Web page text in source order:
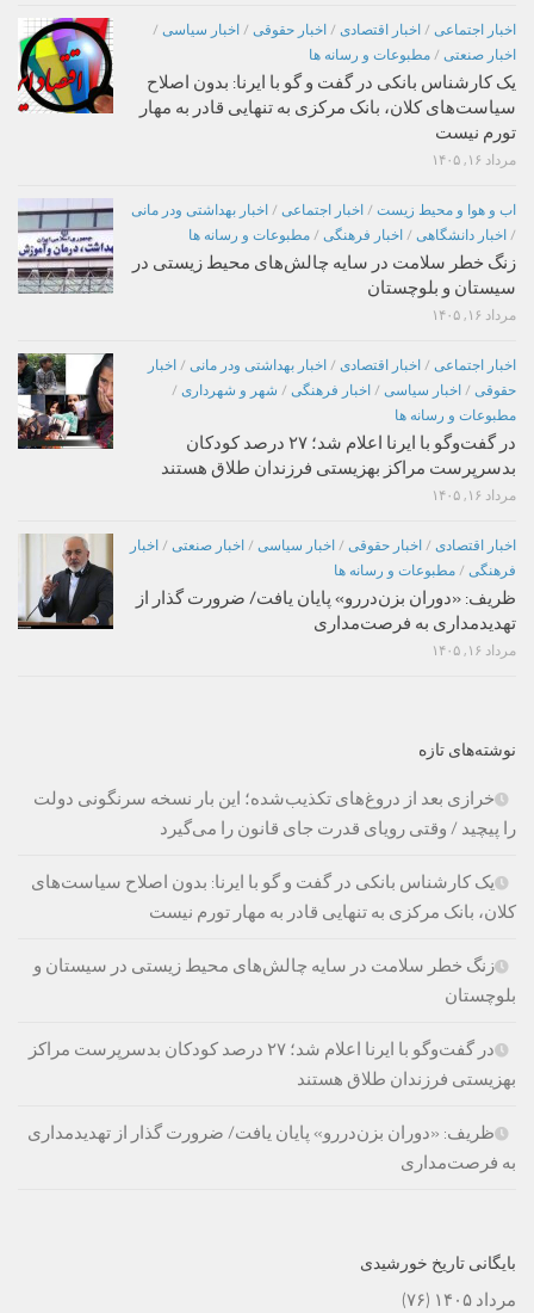
اخبار اجتماعی / اخبار اقتصادی / اخبار حقوقی / اخبار سیاسی /
اخبار صنعتی / مطبوعات و رسانه ها
یک کارشناس بانکی در گفت و گو با ایرنا: بدون اصلاح
سیاست‌های کلان، بانک مرکزی به تنهایی قادر به مهار
تورم نیست
مرداد ۱۶, ۱۴۰۵
اب و هوا و محیط زیست / اخبار اجتماعی / اخبار بهداشتی ودر مانی
/ اخبار دانشگاهی / اخبار فرهنگی / مطبوعات و رسانه ها
زنگ خطر سلامت در سایه چالش‌های محیط زیستی در
سیستان و بلوچستان
مرداد ۱۶, ۱۴۰۵
اخبار اجتماعی / اخبار اقتصادی / اخبار بهداشتی ودر مانی / اخبار
حقوقی / اخبار سیاسی / اخبار فرهنگی / شهر و شهرداری /
مطبوعات و رسانه ها
در گفت‌وگو با ایرنا اعلام شد؛ ۲۷ درصد کودکان
بدسرپرست مراکز بهزیستی فرزندان طلاق هستند
مرداد ۱۶, ۱۴۰۵
اخبار اقتصادی / اخبار حقوقی / اخبار سیاسی / اخبار صنعتی / اخبار
فرهنگی / مطبوعات و رسانه ها
ظریف: «دوران بزن‌دررو» پایان یافت/ ضرورت گذار از
تهدیدمداری به فرصت‌مداری
مرداد ۱۶, ۱۴۰۵
نوشته‌های تازه
خرازی بعد از دروغ‌های تکذیب‌شده؛ این بار نسخه سرنگونی دولت
را پیچید / وقتی رویای قدرت جای قانون را می‌گیرد
یک کارشناس بانکی در گفت و گو با ایرنا: بدون اصلاح سیاست‌های
کلان، بانک مرکزی به تنهایی قادر به مهار تورم نیست
زنگ خطر سلامت در سایه چالش‌های محیط زیستی در سیستان و
بلوچستان
در گفت‌وگو با ایرنا اعلام شد؛ ۲۷ درصد کودکان بدسرپرست مراکز
بهزیستی فرزندان طلاق هستند
ظریف: «دوران بزن‌دررو» پایان یافت/ ضرورت گذار از تهدیدمداری
به فرصت‌مداری
بایگانی تاریخ خورشیدی
مرداد ۱۴۰۵
(۷۶)